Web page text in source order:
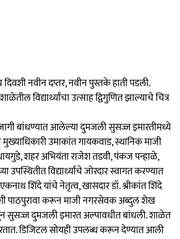
नवीन दप्तर, नवीन पुस्तके हाती पडली.
विद्यार्थ्यांचा उत्साह द्विगुणित झाल्याचे चित्र
बांधण्यात आलेल्या दुमजली सुसज्ज इमारतीमध्ये
उमाकांत गायकवाड, स्थानिक माजी
शहर अभियंता राजेश तडवी, पंकज पन्हाळे,
विद्यार्थ्यांचे जोरदार स्वागत करण्यात
शिंदे यांचे नेतृत्व, खासदार डॉ. श्रीकांत शिंदे
पाठपुरावा करून माजी नगरसेवक अब्दुल शेख
सुसज्ज दुमजली इमारत अल्पावधीत बांधली. शाळेत
डिजिटल सोयही उपलब्ध करून देण्यात आली